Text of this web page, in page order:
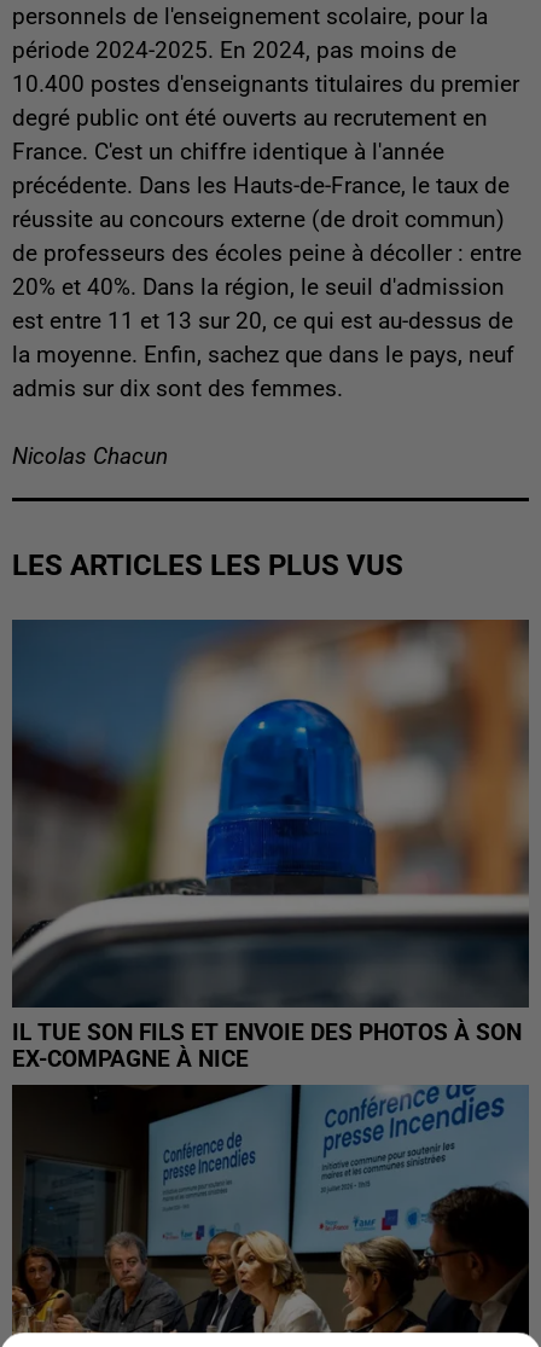
personnels de l'enseignement scolaire, pour la
période 2024-2025. En 2024, pas moins de
10.400 postes d'enseignants titulaires du premier
degré public ont été ouverts au recrutement en
France. C'est un chiffre identique à l'année
précédente. Dans les Hauts-de-France, le taux de
réussite au concours externe (de droit commun)
de professeurs des écoles peine à décoller : entre
20% et 40%. Dans la région, le seuil d'admission
est entre 11 et 13 sur 20, ce qui est au-dessus de
la moyenne. Enfin, sachez que dans le pays, neuf
admis sur dix sont des femmes.
Nicolas Chacun
LES ARTICLES LES PLUS VUS
IL TUE SON FILS ET ENVOIE DES PHOTOS À SON
EX-COMPAGNE À NICE